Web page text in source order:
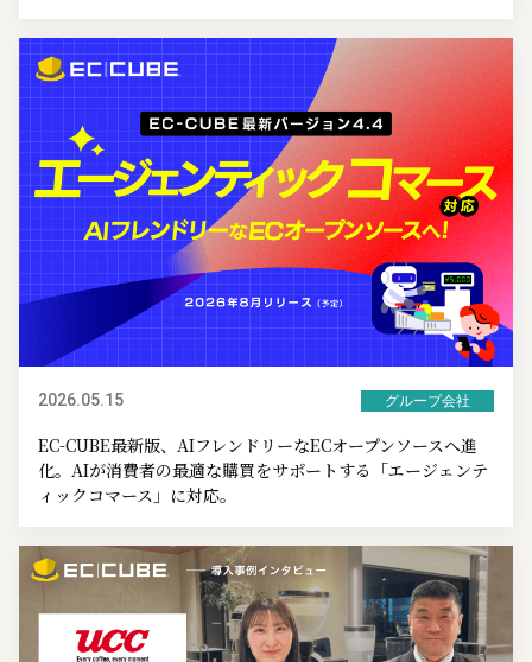
2026.05.15 グループ会社
EC-CUBE最新版、AIフレンドリーなECオープンソースへ進
化。AIが消費者の最適な購買をサポートする「エージェンテ
ィックコマース」に対応。